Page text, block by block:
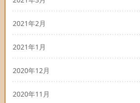
2021年2月
2021年1月
2020年12月
2020年11月